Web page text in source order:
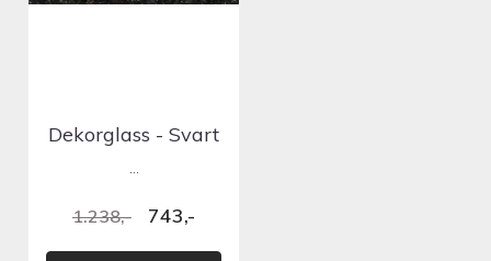
Dekorglass - Svart
...
1.238,- 743,-